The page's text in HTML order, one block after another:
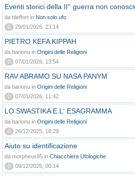
Eventi storici della II° guerra non
da bleffort in Non solo ufo
0
29/01/2026, 23:14
PIETRO KEFA KIPPAH
da barionu in Origini delle Religioni
0
07/01/2026, 13:54
RAV ABRAMO SU NASA PANYM
da barionu in Origini delle Religioni
0
07/01/2026, 11:42
LO SWASTIKA E L' ESAGRAMMA
da barionu in Origini delle Religioni
0
26/12/2025, 18:29
Aiuto su identificazione
da morpheus85 in Chiacchiere Ufologiche
0
09/12/2025, 00:14